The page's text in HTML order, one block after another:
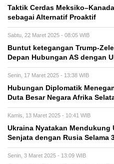
Taktik Cerdas
sebagai Alternatif Proaktif
Sabtu, 22 Maret 2025 - 08:05 WIB
Buntut ketegangan Trump-
Depan Hubungan AS dengan
Senin, 17 Maret 2025 - 13:38 WIB
Hubungan Diplomatik
Duta Besar Negara Afrika
Kamis, 13 Maret 2025 - 10:41 WIB
Ukraina Nyatakan Mendukung
Senjata dengan Rusia Selama
Senin, 3 Maret 2025 - 13:09 WIB